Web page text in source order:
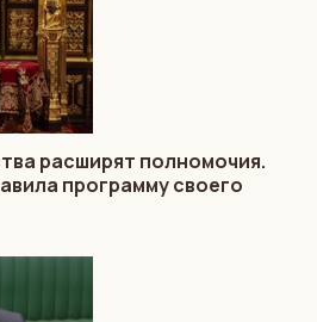
расширят полномочия.
программу своего